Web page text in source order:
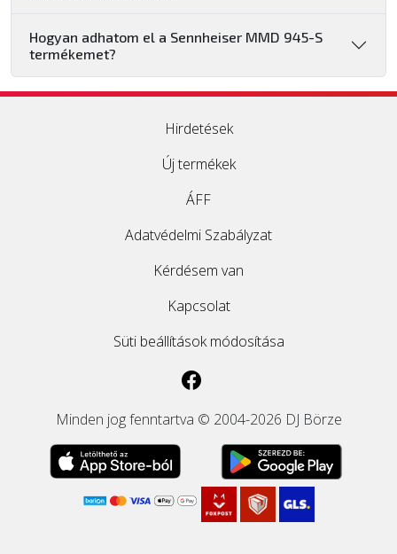
Hogyan adhatom el a Sennheiser MMD 945-S
termékemet?
Hirdetések
Új termékek
ÁFF
Adatvédelmi Szabályzat
Kérdésem van
Kapcsolat
Süti beállítások módosítása
Minden jog fenntartva © 2004-2026 DJ Börze